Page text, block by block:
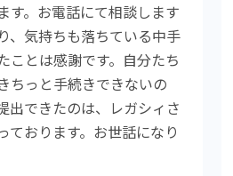
す。お電話にて相談します
、気持ちも落ちている中手
ことは感謝です。自分たち
ちっと手続きできないの
出できたのは、レガシィさ
ております。お世話になり